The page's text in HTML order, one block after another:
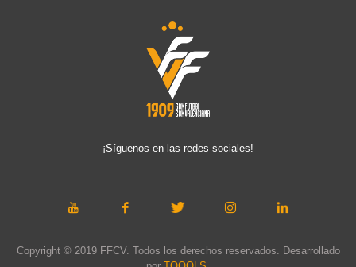
¡Síguenos en las redes sociales!
Copyright © 2019 FFCV. Todos los derechos reservados. Desarrollado